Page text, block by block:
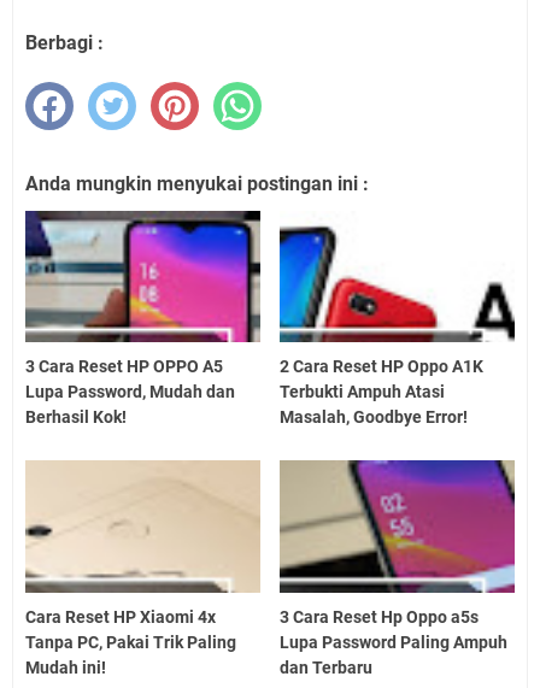
Berbagi :
Anda mungkin menyukai postingan ini :
3 Cara Reset HP OPPO A5
Lupa Password, Mudah dan
Berhasil Kok!
2 Cara Reset HP Oppo A1K
Terbukti Ampuh Atasi
Masalah, Goodbye Error!
Cara Reset HP Xiaomi 4x
Tanpa PC, Pakai Trik Paling
Mudah ini!
3 Cara Reset Hp Oppo a5s
Lupa Password Paling Ampuh
dan Terbaru